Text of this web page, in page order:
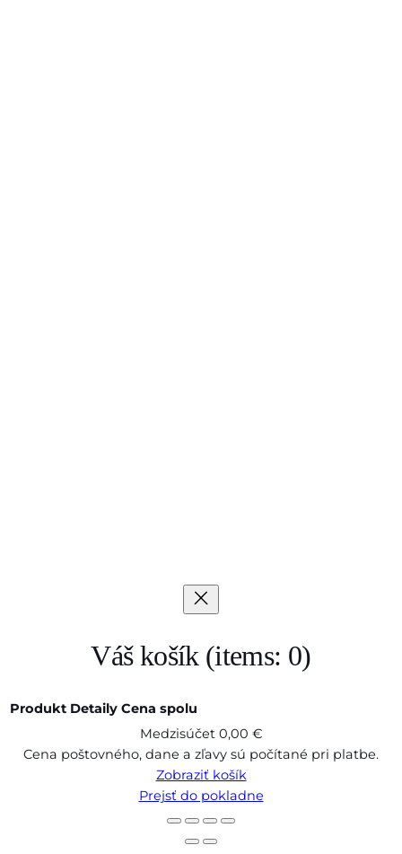
Váš košík (items: 0)
Produkty
Produkt Detaily Cena spolu
Medzisúčet 0,00 €
Cena poštovného, dane a zľavy sú počítané pri platbe.
Zobraziť košík
Prejsť do pokladne